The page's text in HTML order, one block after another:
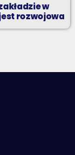
w
rozwojowa